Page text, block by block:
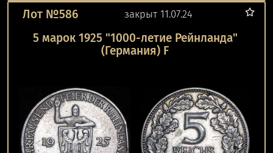
Лот №586 закрыт 11.07.24
5 марок 1925 "1000-летие Рейнланда"
(Германия) F